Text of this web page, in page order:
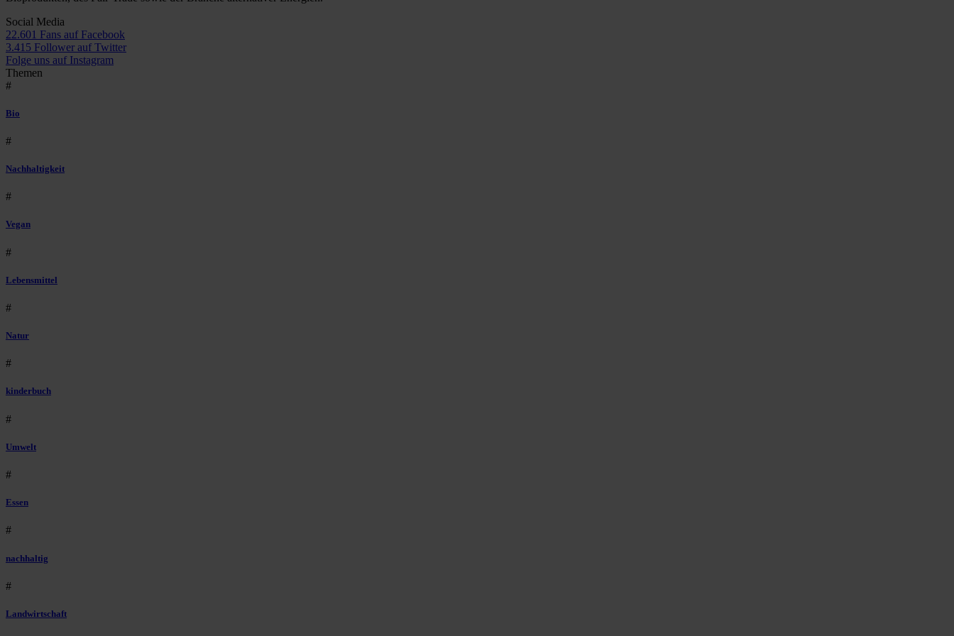
Social Media
22.601 Fans auf Facebook
3.415 Follower auf Twitter
Folge uns auf Instagram
Themen
#
Bio
#
Nachhaltigkeit
#
Vegan
#
Lebensmittel
#
Natur
#
kinderbuch
#
Umwelt
#
Essen
#
nachhaltig
#
Landwirtschaft